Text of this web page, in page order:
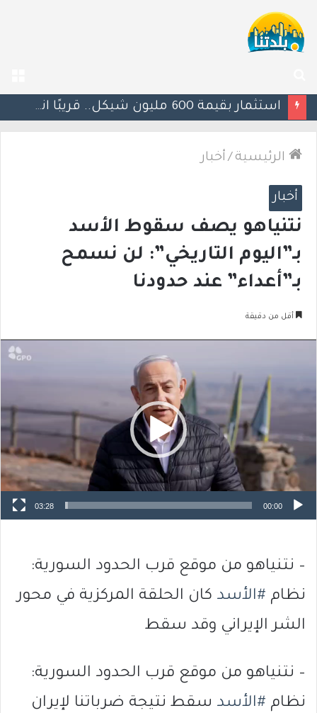
عن
الرئيسية / أخبار
أخبار
نتنياهو يصف سقوط الأسد
بـ”اليوم التاريخي”: لن نسمح
بـ”أعداء” عند حدودنا
أقل من دقيقة
00:00
03:28
– نتنياهو من موقع قرب الحدود السورية:
نظام #الأسد كان الحلقة المركزية في محور
الشر الإيراني وقد سقط
– نتنياهو من موقع قرب الحدود السورية:
نظام #الأسد سقط نتيجة ضرباتنا لإيران